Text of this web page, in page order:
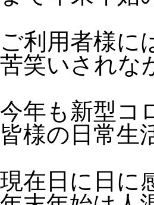
ご利用者様に
苦笑いされな
今年も新型コ
皆様の日常生
現在日に日に